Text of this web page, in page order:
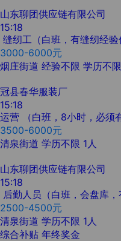
山东聊团供应链有限公司
15:18
缝纫工（白班，有缝纫经验
3000-6000元
烟庄街道 经验不限 学历不限
冠县春华服装厂
15:18
运营 （白班，8小时，必须
3500-6000元
清泉街道 学历不限 1人
山东聊团供应链有限公司
15:18
后勤人员（白班，会盘库，
2500-4500元
清泉街道 学历不限 1人
综合补贴 年终奖金